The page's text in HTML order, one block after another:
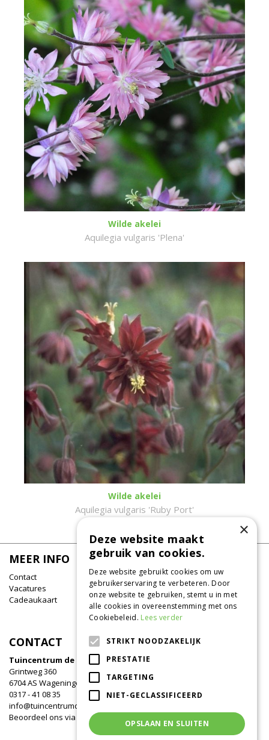
Wilde akelei
Aquilegia vulgaris 'Plena'
Wilde akelei
Aquilegia vulgaris 'Ruby Port'
MEER INFO
Contact
Vacatures
Cadeaukaart
CONTACT
Tuincentrum de Oude Tol
Grintweg 360
6704 AS Wageningen
0317 - 41 08 35
info@tuincentrumdeoudetol.nl
Beoordeel ons via
Google
×
Deze website maakt
gebruik van cookies.
Deze website gebruikt cookies om uw
gebruikerservaring te verbeteren. Door
onze website te gebruiken, stemt u in met
alle cookies in overeenstemming met ons
Cookiebeleid. Lees verder
STRIKT NOODZAKELIJK
PRESTATIE
TARGETING
NIET-GECLASSIFICEERD
OPSLAAN EN SLUITEN